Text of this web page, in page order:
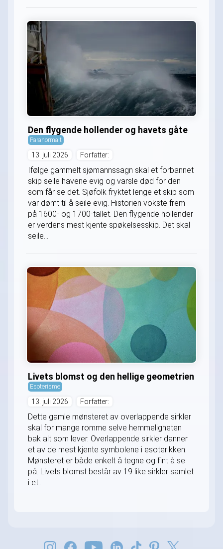
Den flygende hollender og havets gåte
Paranormalt
13. juli 2026 Forfatter:
Ifølge gammelt sjømannssagn skal et forbannet
skip seile havene evig og varsle død for den
som får se det. Sjøfolk fryktet lenge et skip som
var dømt til å seile evig. Historien vokste frem
på 1600- og 1700-tallet. Den flygende hollender
er verdens mest kjente spøkelsesskip. Det skal
seile...
Livets blomst og den hellige geometrien
Esoterisme
13. juli 2026 Forfatter:
Dette gamle mønsteret av overlappende sirkler
skal for mange romme selve hemmeligheten
bak alt som lever. Overlappende sirkler danner
et av de mest kjente symbolene i esoterikken.
Mønsteret er både enkelt å tegne og fint å se
på. Livets blomst består av 19 like sirkler samlet
i et...